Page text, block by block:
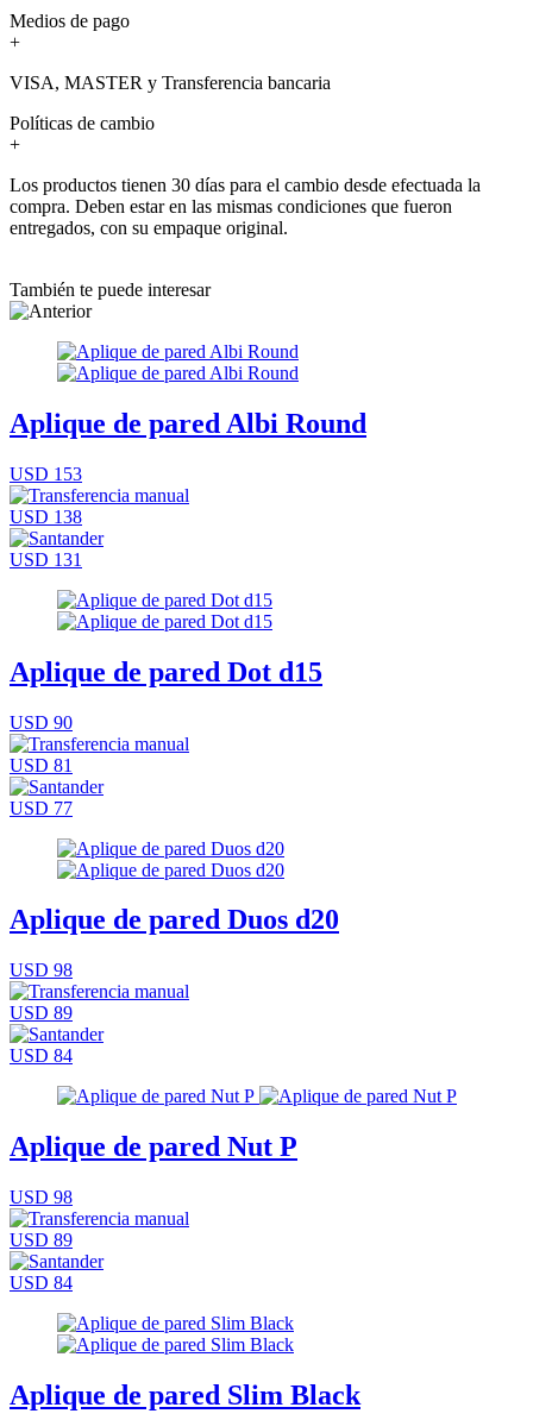
Medios de pago
+
VISA, MASTER y Transferencia bancaria
Políticas de cambio
+
Los productos tienen 30 días para el cambio desde efectuada la
compra. Deben estar en las mismas condiciones que fueron
entregados, con su empaque original.
También te puede interesar
Aplique de pared Albi Round
USD 153
USD 138
USD 131
Aplique de pared Dot d15
USD 90
USD 81
USD 77
Aplique de pared Duos d20
USD 98
USD 89
USD 84
Aplique de pared Nut P
USD 98
USD 89
USD 84
Aplique de pared Slim Black